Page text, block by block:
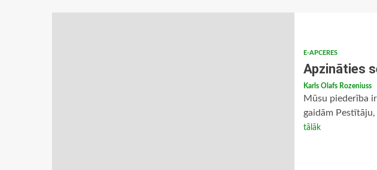
E-APCERES
Apzināties
Karls Olafs Rozeniuss
Mūsu piederība
gaidām
tālāk